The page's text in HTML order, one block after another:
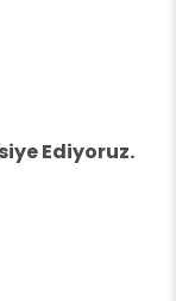
Ediyoruz.